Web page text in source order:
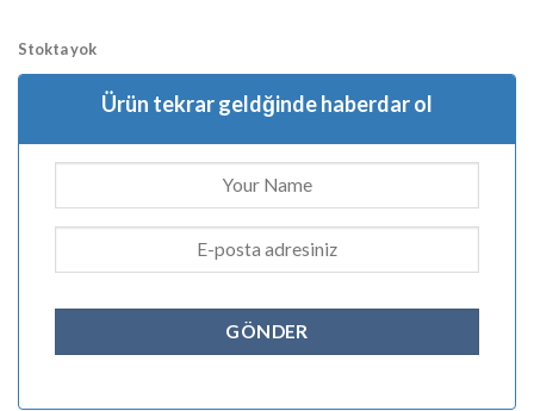
Stokta yok
Ürün tekrar geldğinde haberdar ol